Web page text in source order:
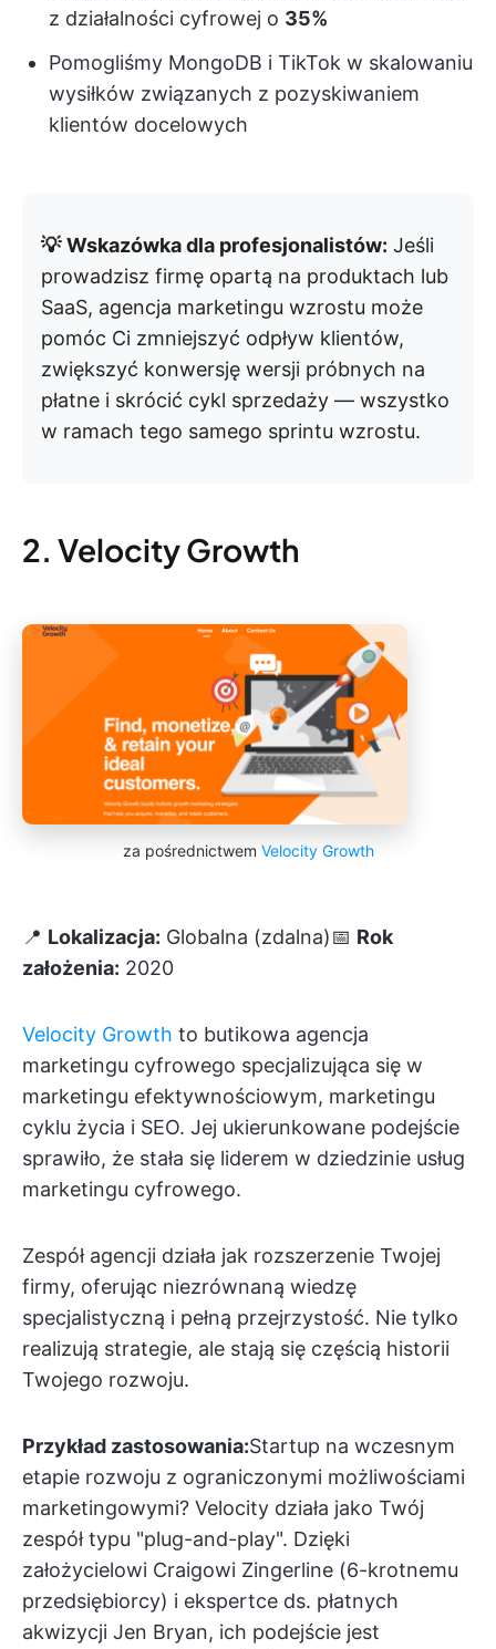
z działalności cyfrowej o 35%
Pomogliśmy MongoDB i TikTok w skalowaniu
wysiłków związanych z pozyskiwaniem
klientów docelowych
💡 Wskazówka dla profesjonalistów: Jeśli
prowadzisz firmę opartą na produktach lub
SaaS, agencja marketingu wzrostu może
pomóc Ci zmniejszyć odpływ klientów,
zwiększyć konwersję wersji próbnych na
płatne i skrócić cykl sprzedaży — wszystko
w ramach tego samego sprintu wzrostu.
2. Velocity Growth
za pośrednictwem Velocity Growth
📍 Lokalizacja: Globalna (zdalna)📅 Rok
założenia: 2020
Velocity Growth to butikowa agencja
marketingu cyfrowego specjalizująca się w
marketingu efektywnościowym, marketingu
cyklu życia i SEO. Jej ukierunkowane podejście
sprawiło, że stała się liderem w dziedzinie usług
marketingu cyfrowego.
Zespół agencji działa jak rozszerzenie Twojej
firmy, oferując niezrównaną wiedzę
specjalistyczną i pełną przejrzystość. Nie tylko
realizują strategie, ale stają się częścią historii
Twojego rozwoju.
Przykład zastosowania:Startup na wczesnym
etapie rozwoju z ograniczonymi możliwościami
marketingowymi? Velocity działa jako Twój
zespół typu "plug-and-play". Dzięki
założycielowi Craigowi Zingerline (6-krotnemu
przedsiębiorcy) i ekspertce ds. płatnych
akwizycji Jen Bryan, ich podejście jest